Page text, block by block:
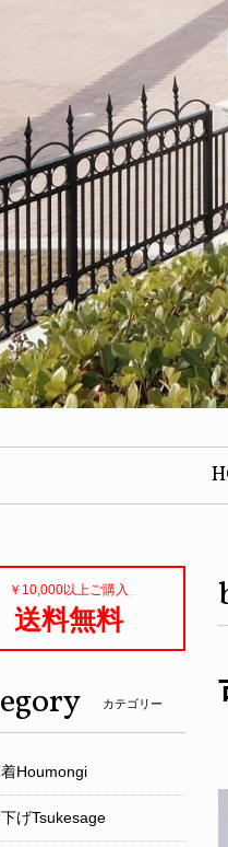
￥10,000以上ご購入
送料無料
カテゴリー
Houmongi
げTsukesage